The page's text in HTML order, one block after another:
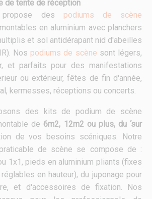
de tente de réception
des podiums de scène
en aluminium avec planchers
et sol antidérapant nid d'abeilles
Nos podiums de scène sont légers,
et parfaits pour des manifestations
ou extérieur, fêtes de fin d'année,
kermesses, réceptions ou concerts.
des kits de podium de scène
de 6m2, 12m2 ou plus, du ‘sur
de vos besoins scéniques. Notre
de scène se compose de :
1x1, pieds en aluminium pliants (fixes
en hauteur), du juponage pour
et d'accessoires de fixation. Nos